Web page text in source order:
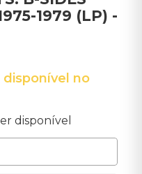
1979 (LP) -
no
disponível